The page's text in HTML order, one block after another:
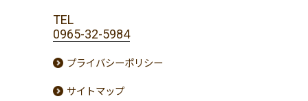
TEL
0965-32-5984
プライバシーポリシー
サイトマップ